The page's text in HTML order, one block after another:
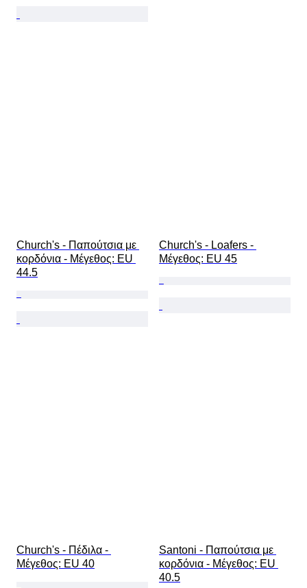
Church's - Παπούτσια με
κορδόνια - Mέγεθος: EU
44.5
Church's - Loafers -
Mέγεθος: EU 45
Church's - Πέδιλα -
Mέγεθος: EU 40
Santoni - Παπούτσια με
κορδόνια - Mέγεθος: EU
40.5